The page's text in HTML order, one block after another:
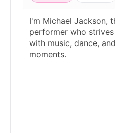
Male @Lucas